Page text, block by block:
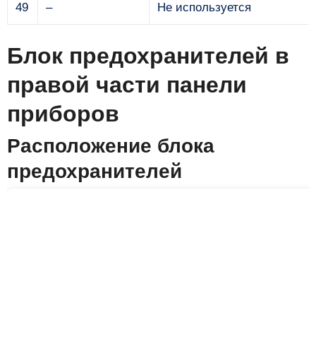
49 – Не используется
Блок предохранителей в
правой части панели
приборов
Расположение блока
предохранителей